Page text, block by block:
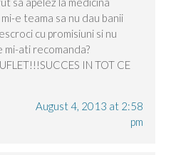
e teama sa nu dau banii
cu promisiuni si nu
mi-ati recomanda?
IN TOT CE
August 4, 2013 at 2:58
pm